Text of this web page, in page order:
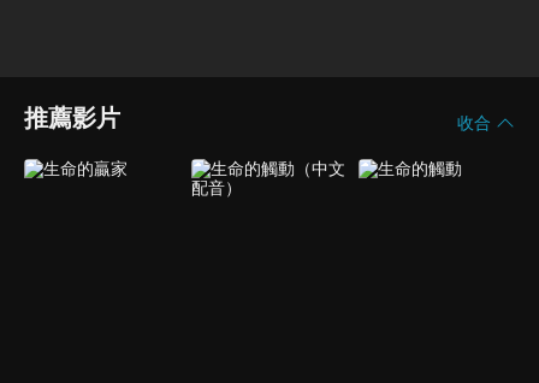
推薦影片 收合